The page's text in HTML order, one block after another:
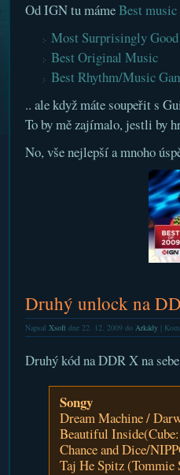
Od IGN tu mámeBest music
Most Surprisingly Good
Best Original Music
Best Rhythm/Music
.. ale když máte soupeřit s
To by mě zajímalo, jestli by
No, vše nejlepší a mnoho
Druhý unlock na
Napsal Xsoftdne 22. 12. 2009 do Arkády|
Druhý kód na DDR X na
Songy
Dream Machine /
Beautiful
Chance and Dice/
Taj He Spitz (Tommie